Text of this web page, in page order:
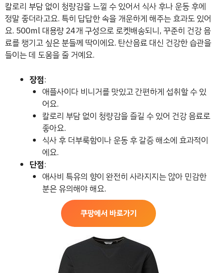
칼로리 부담 없이 청량감을 느낄 수 있어서 식사 후나 운동 후에
정말 좋더라고요. 특히 답답한 속을 개운하게 해주는 효과도 있어
요. 500ml 대용량 24개 구성으로 로켓배송되니, 꾸준히 건강 음
료를 챙기고 싶은 분들께 딱이에요. 탄산음료 대신 건강한 습관을
들이는 데 도움을 줄 거예요.
장점:
애플사이다 비니거를 맛있고 간편하게 섭취할 수 있
어요.
칼로리 부담 없이 청량감을 즐길 수 있어 건강 음료로
좋아요.
식사 후 더부룩함이나 운동 후 갈증 해소에 효과적이
에요.
단점:
애사비 특유의 향이 완전히 사라지지는 않아 민감한
분은 유의해야 해요.
쿠팡에서 바로가기